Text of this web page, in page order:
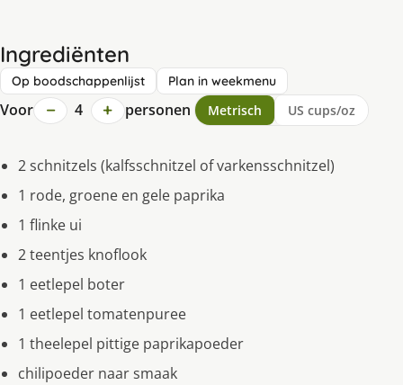
Ingrediënten
Op boodschappenlijst Plan in weekmenu
Voor − 4 + personen Metrisch US cups/oz
2 schnitzels (kalfsschnitzel of varkensschnitzel)
1 rode, groene en gele paprika
1 flinke ui
2 teentjes knoflook
1 eetlepel boter
1 eetlepel tomatenpuree
1 theelepel pittige paprikapoeder
chilipoeder naar smaak